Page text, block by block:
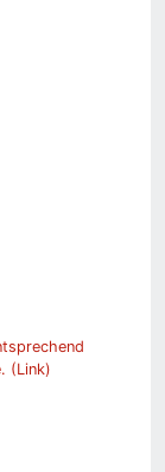
(Link)